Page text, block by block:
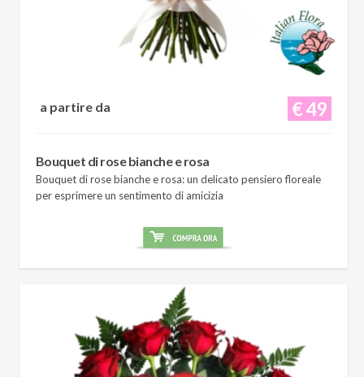
€ 49
a partire da
Bouquet di rose bianche e rosa
Bouquet di rose bianche e rosa: un delicato pensiero floreale
per esprimere un sentimento di amicizia